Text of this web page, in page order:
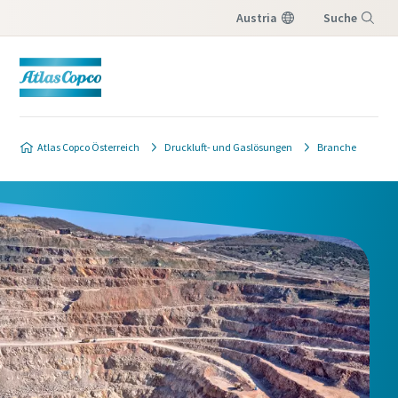
Austria Suche
Atlas Copco Österreich Druckluft- und Gaslösungen Branche
Wenn Sie ein Angebot von Ihrem Atlas Copco-
bitte das unten stehende Formular aus. Wir
lassen Ihnen die gewünschten
Angebotsinformationen kurzfristig
zukommen.
Sie können uns auch direkt eine Nachricht
senden, indem Sie auf die folgende E-Mail-
Adresse
klicken:website.austria@atlascopco.com